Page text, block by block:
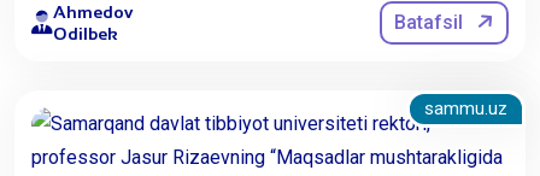
Ahmedov
Odilbek
Batafsil
sammu.uz